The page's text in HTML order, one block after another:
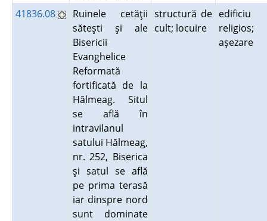
41836.08
Ruinele cetăţii
săteşti şi ale
Bisericii
Evanghelice
Reformată
fortificată de la
Hălmeag. Situl
se află în
intravilanul
satului Hălmeag,
nr. 252, Biserica
şi satul se află
pe prima terasă
iar dinspre nord
sunt dominate
structură de
cult; locuire
edificiu
religios;
aşezare